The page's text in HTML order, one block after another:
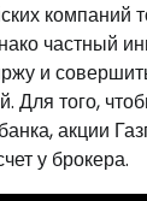
компаний
частный
и
Для того,
акции
у брокера.